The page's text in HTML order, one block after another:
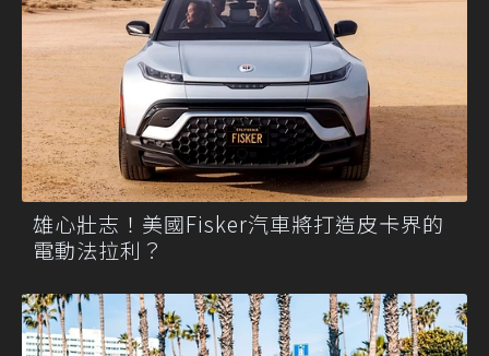
雄心壯志！美國Fisker汽車將打造皮卡界的
電動法拉利？